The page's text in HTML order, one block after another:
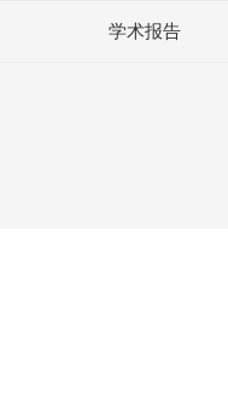
学术报告